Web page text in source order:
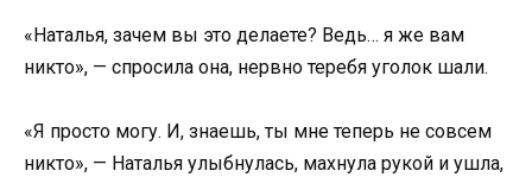
«Наталья, зачем вы это делаете? Ведь… я же вам
никто», — спросила она, нервно теребя уголок шали.
«Я просто могу. И, знаешь, ты мне теперь не совсем
никто», — Наталья улыбнулась, махнула рукой и ушла,